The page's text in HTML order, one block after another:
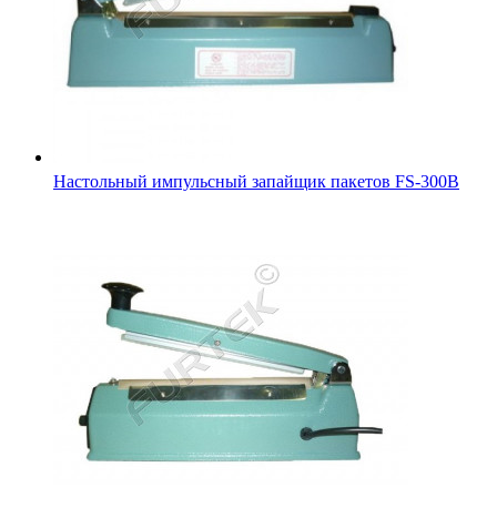
Настольный импульсный запайщик пакетов FS-300В